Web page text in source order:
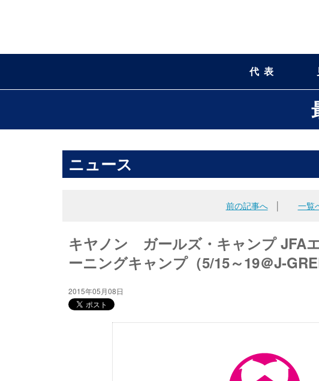
代表
ニュース
前の記事へ│ 一覧
キヤノン ガールズ・キャンプ JFA
ーニングキャンプ（5/15～19＠J-
2015年05月08日